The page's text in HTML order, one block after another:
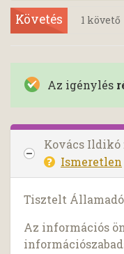
Követés 1 követő
Az igénylés
Kovács Ildikó
Ismeretlen
Tisztelt
Az információs